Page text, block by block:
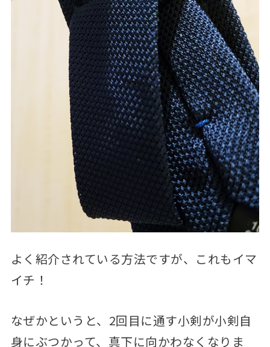
よく紹介されている方法ですが、これもイマ
イチ！
なぜかというと、2回目に通す小剣が小剣自
身にぶつかって、真下に向かわなくなりま